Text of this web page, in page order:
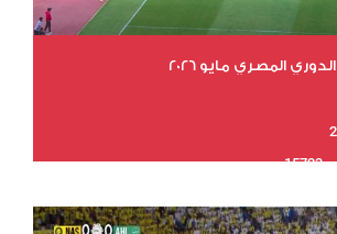
المصري مايو 2026